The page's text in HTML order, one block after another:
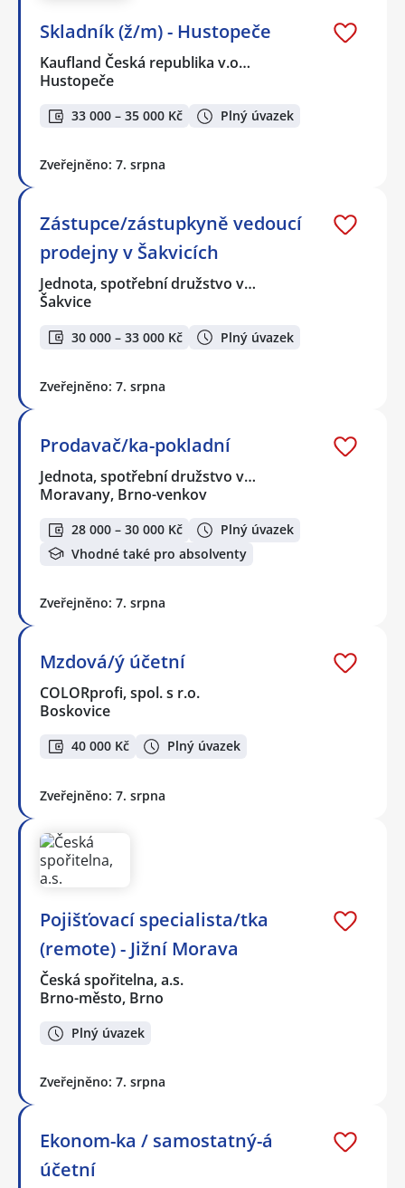
Skladník (ž/m) - Hustopeče
Kaufland Česká republika v.o…
Hustopeče
33 000 – 35 000 Kč Plný úvazek
Zveřejněno: 7. srpna
Zástupce/zástupkyně vedoucí
prodejny v Šakvicích
Jednota, spotřební družstvo v…
Šakvice
30 000 – 33 000 Kč Plný úvazek
Zveřejněno: 7. srpna
Prodavač/ka-pokladní
Jednota, spotřební družstvo v…
Moravany, Brno-venkov
28 000 – 30 000 Kč
Plný úvazek
Vhodné také pro absolventy
Zveřejněno: 7. srpna
Mzdová/ý účetní
COLORprofi, spol. s r.o.
Boskovice
40 000 Kč Plný úvazek
Zveřejněno: 7. srpna
Pojišťovací specialista/tka
(remote) - Jižní Morava
Česká spořitelna, a.s.
Brno-město, Brno
Plný úvazek
Zveřejněno: 7. srpna
Ekonom-ka / samostatný-á
účetní